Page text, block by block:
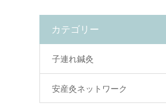
カテゴリー
子連れ鍼灸
安産灸ネットワーク